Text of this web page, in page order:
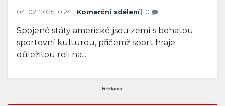
04. 02. 2025 10:24 Komerční sdělení 0
Spojené státy americké jsou zemí s bohatou
sportovní kulturou, přičemž sport hraje
důležitou roli na...